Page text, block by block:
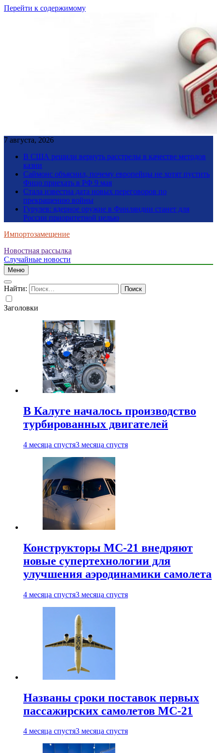
Перейти к содержимому
7 августа, 2026
В США решили вернуть расстрелы в качестве методов
казни
Саймонс объяснил, почему европейцы не хотят пустить
Фицо приехать в РФ 9 мая
Стала известна дата новых переговоров по
прекращению войны
Гурулев: ядерное оружие в Финляндии станет для
России приоритетной целью
Импортозамещение
Новостная рассылка
Случайные новости
Меню
Найти:
Заголовки
В Калуге началось производство
турбированных двигателей
4 месяца спустя3 месяца спустя
Конструкторы МС-21 внедряют
новые супертехнологии для
улучшения аэродинамики самолета
4 месяца спустя3 месяца спустя
Названы сроки поставок первых
пассажирских самолетов МС-21
4 месяца спустя3 месяца спустя